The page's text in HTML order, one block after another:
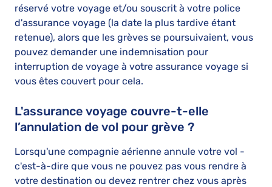
réservé votre voyage et/ou souscrit à votre police
d'assurance voyage (la date la plus tardive étant
retenue), alors que les grèves se poursuivaient, vous
pouvez demander une indemnisation pour
interruption de voyage à votre assurance voyage si
vous êtes couvert pour cela.
L'assurance voyage couvre-t-elle
l’annulation de vol pour grève ?
Lorsqu'une compagnie aérienne annule votre vol -
c'est-à-dire que vous ne pouvez pas vous rendre à
votre destination ou devez rentrer chez vous après